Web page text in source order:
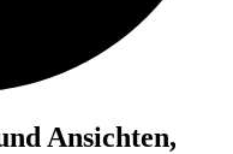
Ansichten,